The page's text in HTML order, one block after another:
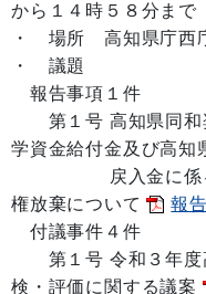
から１４ 時５８ 分まで
・ 場所 高知県庁西
・ 議題
報告事項１件
第１号 高知県同
学資金給付金及び高知
戻入金に係る高
権放棄について
報
付議事件４件
第１号 令和３年
検・評価に関する議案